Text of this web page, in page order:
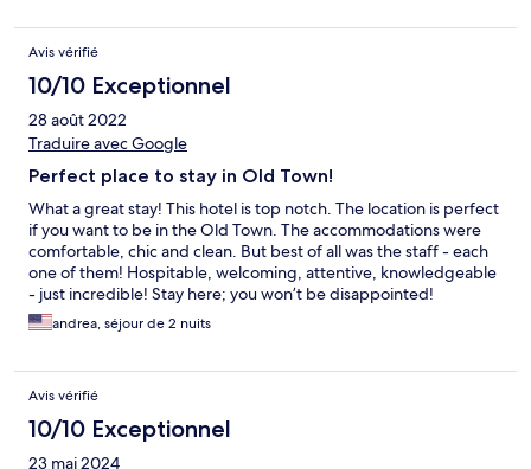
Avis vérifié
10/10 Exceptionnel
28 août 2022
Traduire avec Google
Perfect place to stay in Old Town!
What a great stay! This hotel is top notch. The location is perfect
if you want to be in the Old Town. The accommodations were
comfortable, chic and clean. But best of all was the staff - each
one of them! Hospitable, welcoming, attentive, knowledgeable
- just incredible! Stay here; you won’t be disappointed!
andrea, séjour de 2 nuits
Avis vérifié
10/10 Exceptionnel
23 mai 2024